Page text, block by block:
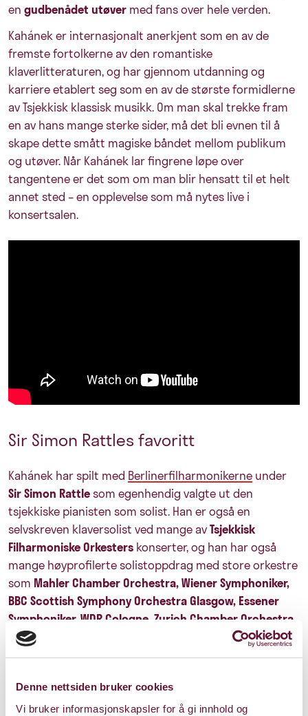
Denne nettsiden bruker cookies
Vi bruker informasjonskapsler for å gi innhold og
en gudbenådet utøver med fans over hele verden.
Kahánek er internasjonalt anerkjent som en av de
fremste fortolkerne av den romantiske
klaverlitteraturen, og har gjennom utdanning og
karriere etablert seg som en av de største formidlerne
av Tsjekkisk klassisk musikk. Om man skal trekke fram
en av hans mange sterke sider, må det bli evnen til å
skape dette smått magiske båndet mellom publikum
og utøver. Når Kahánek lar fingrene løpe over
tangentene er det som om man blir hensatt til et helt
annet sted – en opplevelse som må nytes live i
konsertsalen.
Sir Simon Rattles favoritt
Kahánek har spilt med Berlinerfilharmonikerne under
Sir Simon Rattlesom egenhendig valgte ut den
tsjekkiske pianisten som solist. Han er også en
selvskreven klaversolist ved mange avTsjekkisk
Filharmoniske Orkesters konserter, og han har også
mange høyprofilerte solistoppdrag med store orkestre
som Mahler Chamber Orchestra, Wiener Symphoniker,
BBC Scottish Symphony Orchestra Glasgow, Essener
Symphoniker, WDR Cologne, Zurich Chamber Orchestra,
Prague SO, Czech Radio SO, Prague Philharmoniaog
Brno Philharmonic.
En kikk på listen over dirigenter som Kahánek har